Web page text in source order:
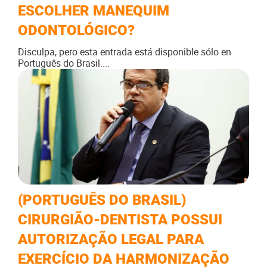
ESCOLHER MANEQUIM
ODONTOLÓGICO?
Disculpa, pero esta entrada está disponible sólo en
Português do Brasil....
(PORTUGUÊS DO BRASIL)
CIRURGIÃO-DENTISTA POSSUI
AUTORIZAÇÃO LEGAL PARA
EXERCÍCIO DA HARMONIZAÇÃO